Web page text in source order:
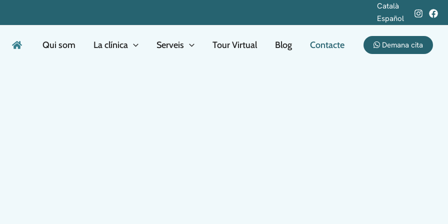
Català
Español
Qui som La clínica Serveis Tour Virtual Blog Contacte Demana cita